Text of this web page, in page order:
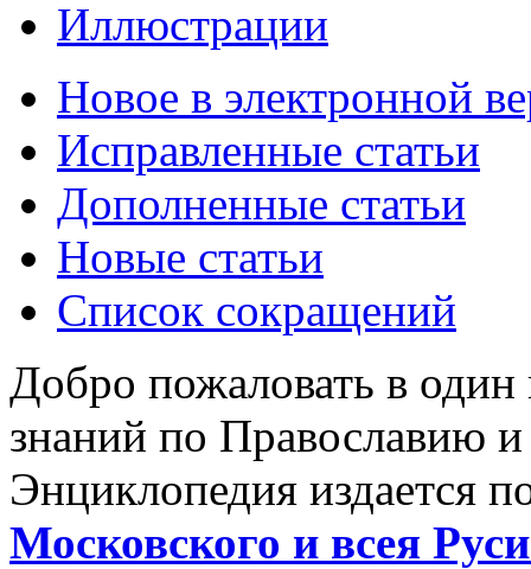
Иллюстрации
Новое в электронной
Исправленные статьи
Дополненные статьи
Новые статьи
Список сокращений
Добро пожаловать в
знаний по Православию
Энциклопедия издается
Московского и всея